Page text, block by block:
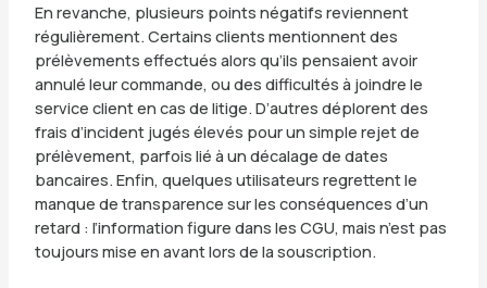
En revanche, plusieurs points négatifs reviennent
régulièrement. Certains clients mentionnent des
prélèvements effectués alors qu’ils pensaient avoir
annulé leur commande, ou des difficultés à joindre le
service client en cas de litige. D’autres déplorent des
frais d’incident jugés élevés pour un simple rejet de
prélèvement, parfois lié à un décalage de dates
bancaires. Enfin, quelques utilisateurs regrettent le
manque de transparence sur les conséquences d’un
retard : l’information figure dans les CGU, mais n’est pas
toujours mise en avant lors de la souscription.